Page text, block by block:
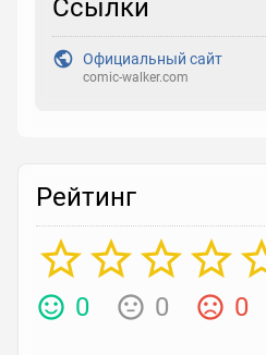
Рейтинг
Выберите рейтинг
Ссылки
Официальный сайт
comic-walker.com
Рейтинг
0 0 0